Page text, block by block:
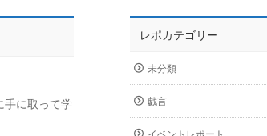
手に取って学
レポカテゴリー
未分類
戯言